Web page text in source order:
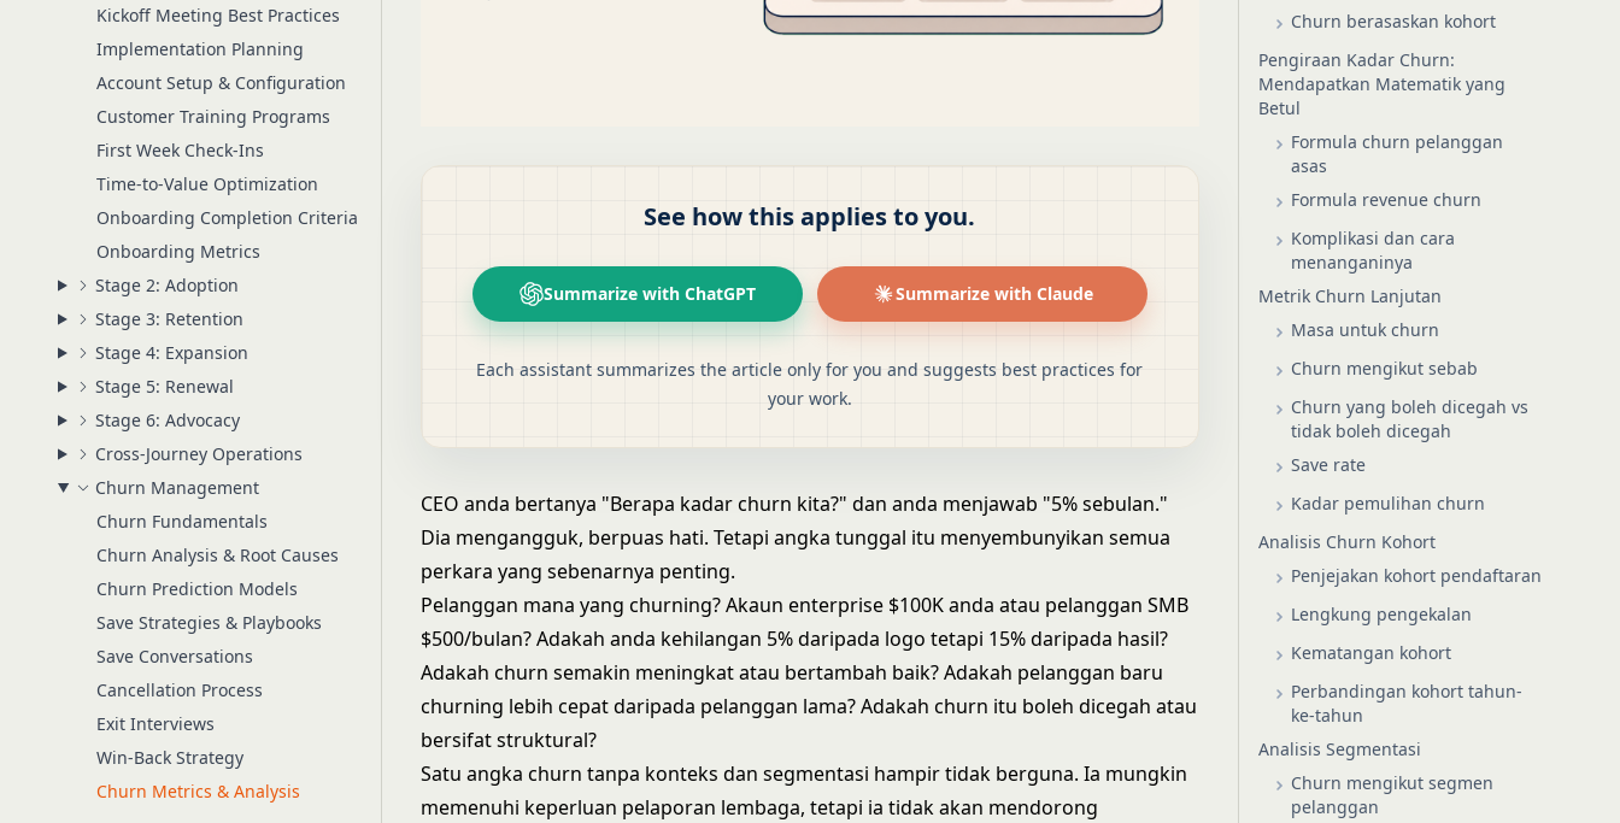
Kickoff Meeting Best Practices
Implementation Planning
Account Setup & Configuration
Customer Training Programs
First Week Check-Ins
Time-to-Value Optimization
Onboarding Completion Criteria
Onboarding Metrics
Stage 2: Adoption
Stage 3: Retention
Stage 4: Expansion
Stage 5: Renewal
Stage 6: Advocacy
Cross-Journey Operations
Churn Management
Churn Fundamentals
Churn Analysis & Root Causes
Churn Prediction Models
Save Strategies & Playbooks
Save Conversations
Cancellation Process
Exit Interviews
Win-Back Strategy
Churn Metrics & Analysis
See how this applies to you.
Summarize with ChatGPT Summarize with Claude
Each assistant summarizes the article only for you and suggests best practices for
your work.
CEO anda bertanya "Berapa kadar churn kita?" dan anda menjawab "5% sebulan."
Dia mengangguk, berpuas hati. Tetapi angka tunggal itu menyembunyikan semua
perkara yang sebenarnya penting.
Pelanggan mana yang churning? Akaun enterprise $100K anda atau pelanggan SMB
$500/bulan? Adakah anda kehilangan 5% daripada logo tetapi 15% daripada hasil?
Adakah churn semakin meningkat atau bertambah baik? Adakah pelanggan baru
churning lebih cepat daripada pelanggan lama? Adakah churn itu boleh dicegah atau
bersifat struktural?
Satu angka churn tanpa konteks dan segmentasi hampir tidak berguna. Ia mungkin
memenuhi keperluan pelaporan lembaga, tetapi ia tidak akan mendorong
Churn berasaskan kohort
Pengiraan Kadar Churn:
Mendapatkan Matematik yang
Betul
Formula churn pelanggan
asas
Formula revenue churn
Komplikasi dan cara
menanganinya
Metrik Churn Lanjutan
Masa untuk churn
Churn mengikut sebab
Churn yang boleh dicegah vs
tidak boleh dicegah
Save rate
Kadar pemulihan churn
Analisis Churn Kohort
Penjejakan kohort pendaftaran
Lengkung pengekalan
Kematangan kohort
Perbandingan kohort tahun-
ke-tahun
Analisis Segmentasi
Churn mengikut segmen
pelanggan